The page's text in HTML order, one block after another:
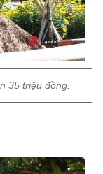
35 triệu đồng.